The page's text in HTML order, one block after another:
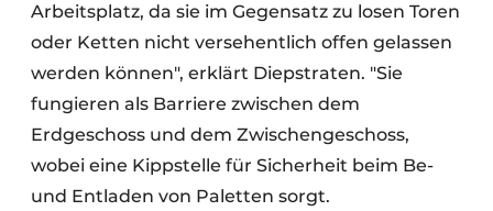
Arbeitsplatz, da sie im Gegensatz zu losen Toren
oder Ketten nicht versehentlich offen gelassen
werden können", erklärt Diepstraten. "Sie
fungieren als Barriere zwischen dem
Erdgeschoss und dem Zwischengeschoss,
wobei eine Kippstelle für Sicherheit beim Be-
und Entladen von Paletten sorgt.